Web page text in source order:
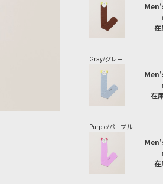
在
在
在